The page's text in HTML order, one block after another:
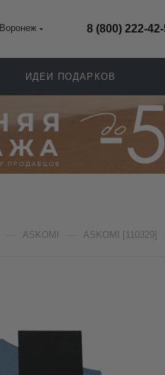
Воронеж 8 (800) 222-
ИДЕИ ПОДАРКОВ
ASKOMI ASKOMI [110329]